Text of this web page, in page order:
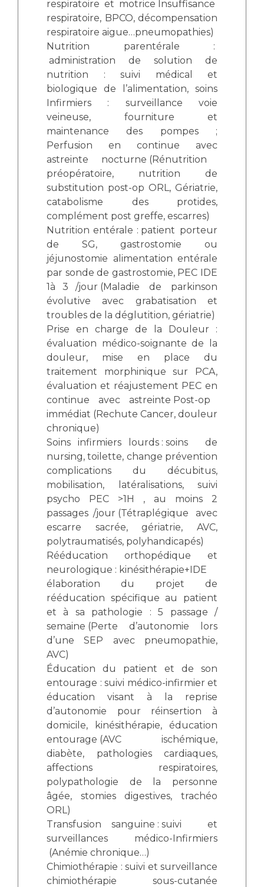
respiratoire et motrice Insuffisance
respiratoire, BPCO, décompensation
respiratoire aigue…pneumopathies)
Nutrition parentérale :
administration de solution de
nutrition : suivi médical et
biologique de l’alimentation, soins
Infirmiers : surveillance voie
veineuse, fourniture et
maintenance des pompes ;
Perfusion en continue avec
astreinte nocturne (Rénutrition
préopératoire, nutrition de
substitution post-op ORL, Gériatrie,
catabolisme des protides,
complément post greffe, escarres)
Nutrition entérale : patient porteur
de SG, gastrostomie ou
jéjunostomie alimentation entérale
par sonde de gastrostomie, PEC IDE
1à 3 /jour (Maladie de parkinson
évolutive avec grabatisation et
troubles de la déglutition, gériatrie)
Prise en charge de la Douleur :
évaluation médico-soignante de la
douleur, mise en place du
traitement morphinique sur PCA,
évaluation et réajustement PEC en
continue avec astreinte Post-op
immédiat (Rechute Cancer, douleur
chronique)
Soins infirmiers lourds : soins de
nursing, toilette, change prévention
complications du décubitus,
mobilisation, latéralisations, suivi
psycho PEC >1H , au moins 2
passages /jour (Tétraplégique avec
escarre sacrée, gériatrie, AVC,
polytraumatisés, polyhandicapés)
Rééducation orthopédique et
neurologique : kinésithérapie+IDE
élaboration du projet de
rééducation spécifique au patient
et à sa pathologie : 5 passage /
semaine (Perte d’autonomie lors
d’une SEP avec pneumopathie,
AVC)
Éducation du patient et de son
entourage : suivi médico-infirmier et
éducation visant à la reprise
d’autonomie pour réinsertion à
domicile, kinésithérapie, éducation
entourage (AVC ischémique,
diabète, pathologies cardiaques,
affections respiratoires,
polypathologie de la personne
âgée, stomies digestives, trachéo
ORL)
Transfusion sanguine : suivi et
surveillances médico-Infirmiers
(Anémie chronique…)
Chimiothérapie : suivi et surveillance
chimiothérapie sous-cutanée